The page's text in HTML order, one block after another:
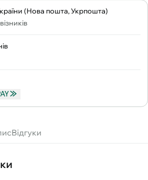
(Нова пошта, Укрпошта)
Відгуки